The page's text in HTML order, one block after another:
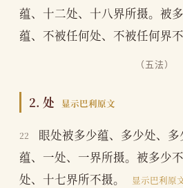
蕴、十二处、十八界所摄。被
蕴、不被任何处、不被任何界不
（五法）
2. 处 显示巴利原文
22
眼处被多少蕴、多少处、
蕴、一处、一界所摄。被多少
处、十七界所不摄。
显示巴利原